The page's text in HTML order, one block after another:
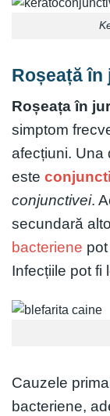
Roșeață
Roșeața în
simptom
afecțiuni. Una
este
conjunctivei.
secundară
bacteriene
Infecțiile pot fi
Cauzele
bacteriene,